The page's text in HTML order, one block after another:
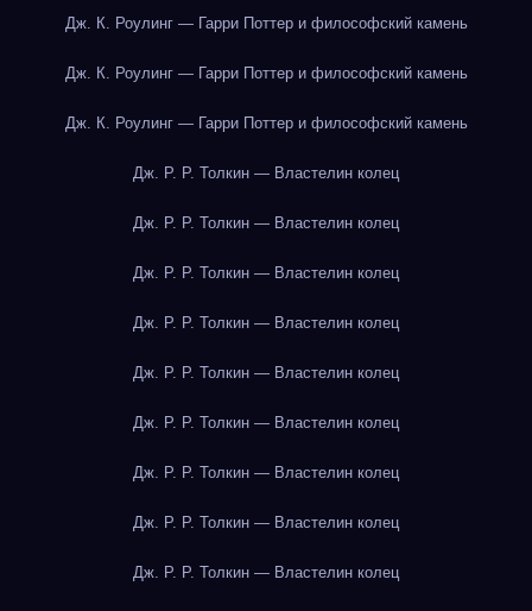
Дж. К. Роулинг — Гарри Поттер и философский камень
Дж. К. Роулинг — Гарри Поттер и философский камень
Дж. К. Роулинг — Гарри Поттер и философский камень
Дж. Р. Р. Толкин — Властелин колец
Дж. Р. Р. Толкин — Властелин колец
Дж. Р. Р. Толкин — Властелин колец
Дж. Р. Р. Толкин — Властелин колец
Дж. Р. Р. Толкин — Властелин колец
Дж. Р. Р. Толкин — Властелин колец
Дж. Р. Р. Толкин — Властелин колец
Дж. Р. Р. Толкин — Властелин колец
Дж. Р. Р. Толкин — Властелин колец